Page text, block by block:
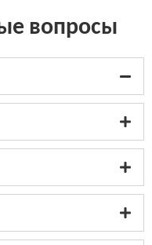
вопросы